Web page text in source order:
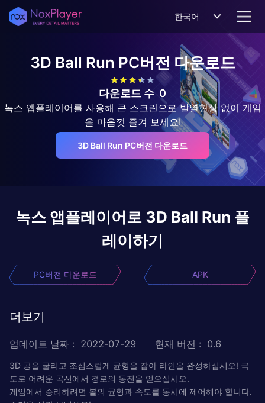
한국어
3D Ball Run PC버전 다운로드
다운로드 수 0
녹스 앱플레이어를 사용해 큰 스크린으로 발열현상 없이 게임
을 마음껏 즐겨 보세요!
3D Ball Run PC버전 다운로드
녹스 앱플레이어로 3D Ball Run 플
레이하기
PC버전 다운로드 APK
더보기
업데이트 날짜 : 2022-07-29 현재 버전 : 0.6
3D 공을 굴리고 조심스럽게 균형을 잡아 라인을 완성하십시오! 극
도로 어려운 곡선에서 경로의 동전을 얻으십시오.
게임에서 승리하려면 볼의 균형과 속도를 동시에 제어해야 합니다.